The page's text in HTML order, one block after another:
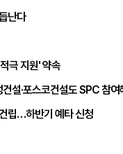
난다
극 지원' 약속
설·포스코건설도 SPC 참여
립…하반기 예타 신청